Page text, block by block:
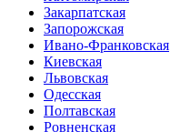
Закарпатская
Запорожская
Ивано-Франковская
Киевская
Львовская
Одесская
Полтавская
Ровненская